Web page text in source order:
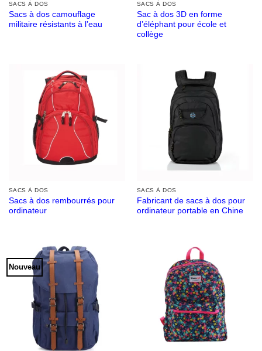
SACS À DOS
Sacs à dos camouflage
militaire résistants à l’eau
SACS À DOS
Sac à dos 3D en forme
d’éléphant pour école et
collège
SACS À DOS
Sacs à dos rembourrés pour
ordinateur
SACS À DOS
Fabricant de sacs à dos pour
ordinateur portable en Chine
Nouveau